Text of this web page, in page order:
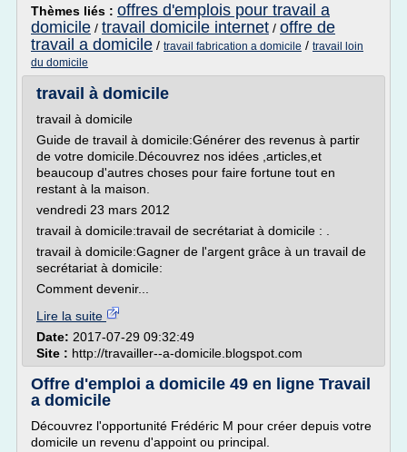
Thèmes liés : offres d'emplois pour travail a
domicile / travail domicile internet / offre de
travail a domicile / travail fabrication a domicile / travail loin
du domicile
travail à domicile
travail à domicile
Guide de travail à domicile:Générer des revenus à partir
de votre domicile.Découvrez nos idées ,articles,et
beaucoup d'autres choses pour faire fortune tout en
restant à la maison.
vendredi 23 mars 2012
travail à domicile:travail de secrétariat à domicile : .
travail à domicile:Gagner de l'argent grâce à un travail de
secrétariat à domicile:
Comment devenir...
Lire la suite
Date: 2017-07-29 09:32:49
Site : http://travailler--a-domicile.blogspot.com
Offre d'emploi a domicile 49 en ligne Travail
a domicile
Découvrez l'opportunité Frédéric M pour créer depuis votre
domicile un revenu d'appoint ou principal.